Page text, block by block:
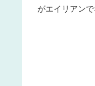
がエイリアン